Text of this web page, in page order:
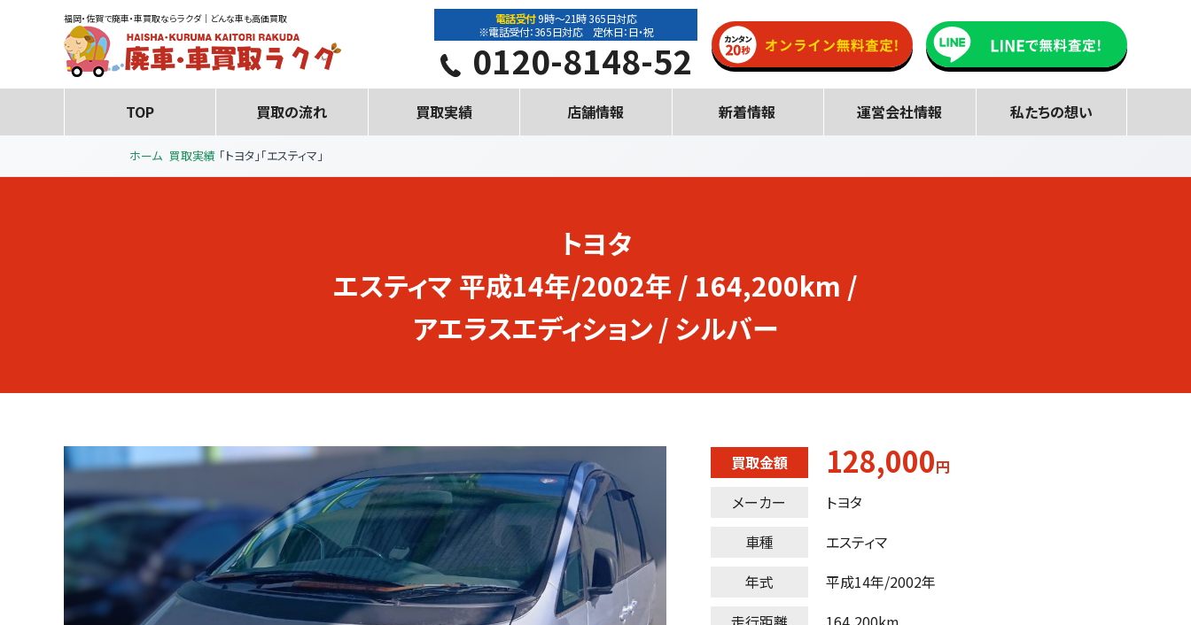
福岡・佐賀で廃車・車買取ならラクダ｜どんな車も高価買取 電話受付9時～21時 365日対応
※電話受付：365日対応 定休日：日・祝
0120-8148-52
TOP 買取の流れ 買取実績 店舗情報 新着情報 運営会社情報 私たちの想い
ホーム 買取実績 「トヨタ」「エスティマ」
トヨタ
エスティマ 平成14年/2002年 / 164,200km /
アエラスエディション / シルバー
買取金額 128,000円
メーカー
トヨタ
車種
エスティマ
年式
平成14年/2002年